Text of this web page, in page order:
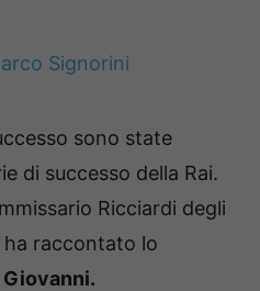
Signorini
sono state
di successo della Rai.
Ricciardi degli
ha raccontato lo